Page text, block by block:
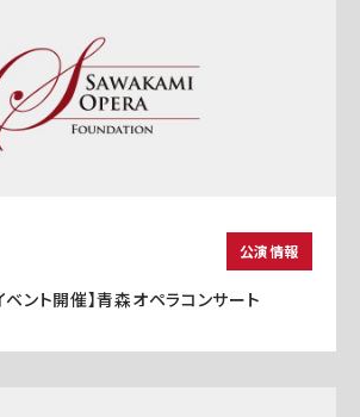
公演情報
ベント開催】青森オペラコンサート